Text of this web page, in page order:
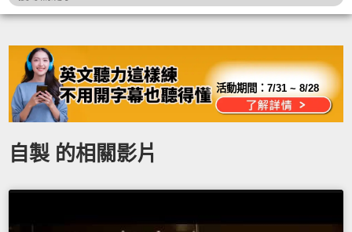
活動期間：7/31 ~ 8/28
自製 的相關影片